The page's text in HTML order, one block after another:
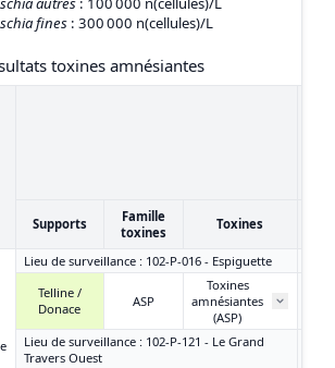
fines : 300 000 n(cellules)/L
toxines amnésiantes
Supports
Famille
toxines
Toxines
Lieu de surveillance : 102-P-016 - Espiguette
Telline /
Donace
ASP
Toxines
amnésiantes
(ASP)
Lieu de surveillance : 102-P-121 - Le Grand
Travers Ouest